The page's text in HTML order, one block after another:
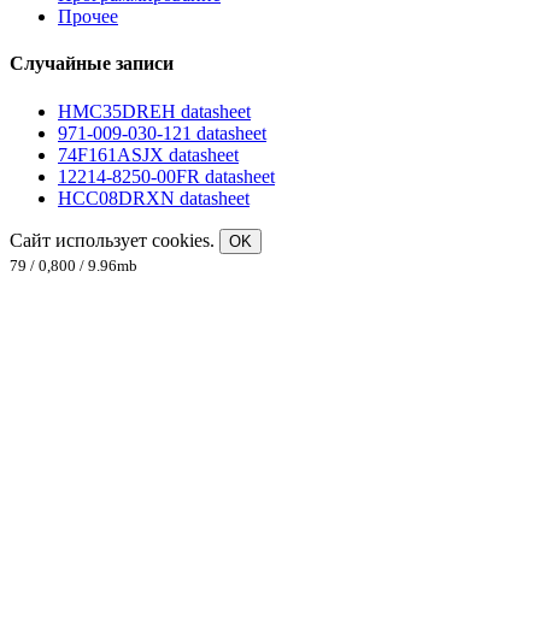
Прочее
Случайные записи
HMC35DREH datasheet
971-009-030-121 datasheet
74F161ASJX datasheet
12214-8250-00FR datasheet
HCC08DRXN datasheet
Сайт использует cookies.
OK
79 / 0,800 / 9.96mb